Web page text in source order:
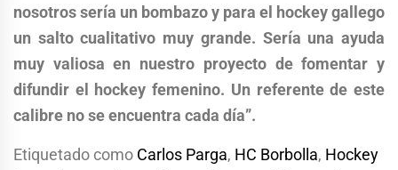
nosotros sería un bombazo y para el hockey gallego
un salto cualitativo muy grande. Sería una ayuda
muy valiosa en nuestro proyecto de fomentar y
difundir el hockey femenino. Un referente de este
calibre no se encuentra cada día”.
Etiquetado como Carlos Parga, HC Borbolla, Hockey